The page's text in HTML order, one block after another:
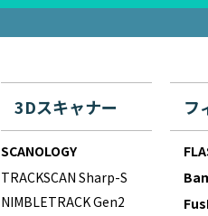
3Dスキャナー
SCANOLOGY
TRACKSCAN Sharp-S
NIMBLETRACK Gen2
フ